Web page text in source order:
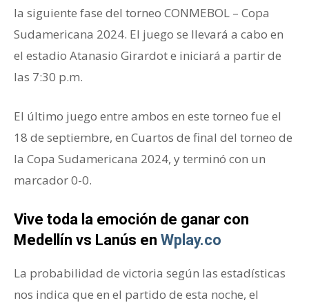
la siguiente fase del torneo CONMEBOL – Copa
Sudamericana 2024. El juego se llevará a cabo en
el estadio Atanasio Girardot e iniciará a partir de
las 7:30 p.m.
El último juego entre ambos en este torneo fue el
18 de septiembre, en Cuartos de final del torneo de
la Copa Sudamericana 2024, y terminó con un
marcador 0-0.
Vive toda la emoción de ganar con
Medellín vs Lanús en Wplay.co
La probabilidad de victoria según las estadísticas
nos indica que en el partido de esta noche, el